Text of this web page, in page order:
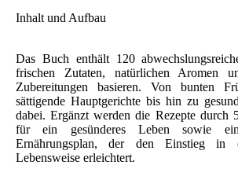
Inhalt und Aufbau
Das Buch enthält 120
frischen Zutaten, natürlichen Aromen
Zubereitungen basieren. Von bunten
sättigende Hauptgerichte bis hin zu
dabei. Ergänzt werden die Rezepte durch
für ein gesünderes Leben sowie
Ernährungsplan, der den Einstieg in
Lebensweise erleichtert.